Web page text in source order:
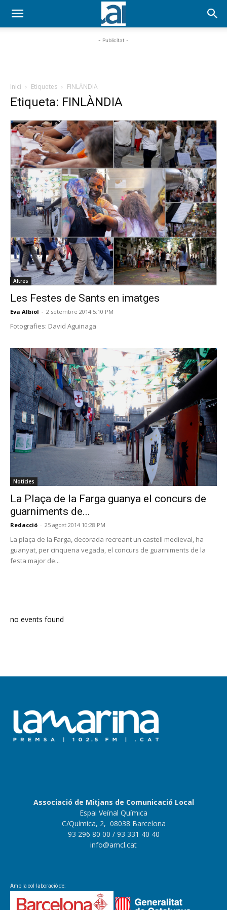
- Publicitat -
Inici Etiquetes FINLÀNDIA
Etiqueta: FINLÀNDIA
Altres
Les Festes de Sants en imatges
Eva Albiol - 2 setembre 2014 5:10 PM
Fotografies: David Aguinaga
Notícies
La Plaça de la Farga guanya el concurs de
guarniments de...
Redacció - 25 agost 2014 10:28 PM
La plaça de la Farga, decorada recreant un castell medieval, ha
guanyat, per cinquena vegada, el concurs de guarniments de la
festa major de...
no events found
Associació de Mitjans de Comunicació Local
Espai Veïnal Química
C/Química, 2, 08038 Barcelona
93 296 80 00 / 93 331 40 40
info@amcl.cat
Amb la col·laboració de: